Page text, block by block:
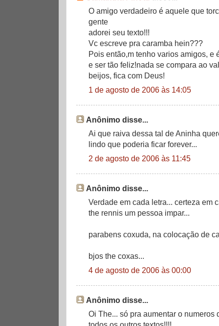
O amigo verdadeiro é aquele que
gente
adorei seu texto!!!
Vc escreve pra caramba hein???
Pois então,m tenho varios amigos, e
e ser tão feliz!nada se compara ao
beijos, fica com Deus!
1 de agosto de 2006 às 14:05
Anônimo disse...
Ai que raiva dessa tal de Aninha
lindo que poderia ficar forever...
2 de agosto de 2006 às 11:45
Anônimo disse...
Verdade em cada letra... certeza em
the rennis um pessoa impar...
parabens coxuda, na colocação de
bjos the coxas...
4 de agosto de 2006 às 00:00
Anônimo disse...
Oi The... só pra aumentar o numeros